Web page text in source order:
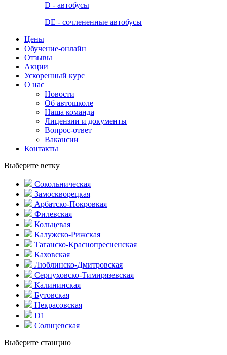
D - автобусы
DE - сочлененные автобусы
Цены
Обучение-онлайн
Отзывы
Акции
Ускоренный курс
О нас
Новости
Об автошколе
Наша команда
Лицензии и документы
Вопрос-ответ
Вакансии
Контакты
Выберите ветку
Сокольническая
Замоскворецкая
Арбатско-Покровкая
Филевская
Кольцевая
Калужско-Рижская
Таганско-Краснопресненская
Каховская
Люблинско-Дмитровская
Серпуховско-Тимирязевская
Калининская
Бутовская
Некрасовская
D1
Солнцевская
Выберите станцию